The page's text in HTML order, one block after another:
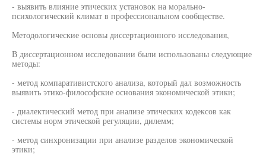
- выявить влияние этических установок на морально-
психологический климат в профессиональном сообществе.
Методологические основы диссертационного исследования,
В диссертационном исследовании были использованы следующие
методы:
- метод компаративистского анализа, который дал возможность
выявить этико-философские основания экономической этики;
- диалектический метод при анализе этических кодексов как
системы норм этической регуляции, дилемм;
- метод синхронизации при анализе разделов экономической
этики;